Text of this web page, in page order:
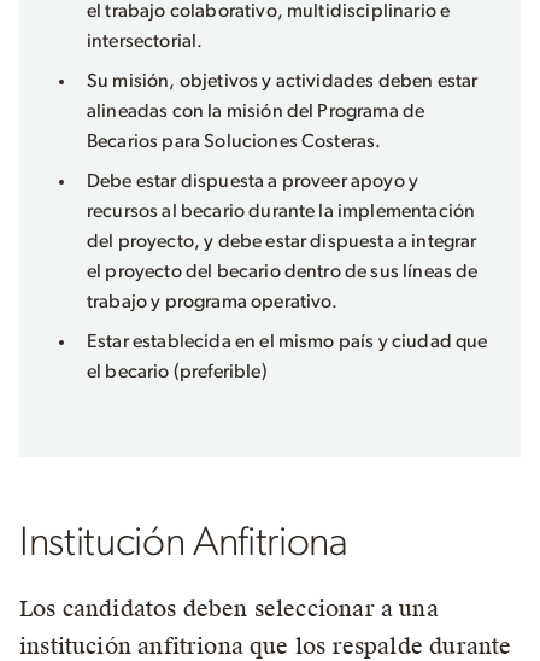
el trabajo colaborativo, multidisciplinario e
intersectorial.
Su misión, objetivos y actividades deben estar
alineadas con la misión del Programa de
Becarios para Soluciones Costeras.
Debe estar dispuesta a proveer apoyo y
recursos al becario durante la implementación
del proyecto, y debe estar dispuesta a integrar
el proyecto del becario dentro de sus líneas de
trabajo y programa operativo.
Estar establecida en el mismo país y ciudad que
el becario (preferible)
Institución Anfitriona
Los candidatos deben seleccionar a una
institución anfitriona que los respalde durante